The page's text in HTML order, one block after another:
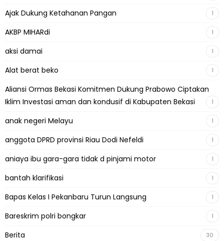
Ajak Dukung Ketahanan Pangan 1
AKBP MIHARdi 1
aksi damai 1
Alat berat beko 1
Aliansi Ormas Bekasi Komitmen Dukung Prabowo Ciptakan
Iklim Investasi aman dan kondusif di Kabupaten Bekasi
1
anak negeri Melayu 1
anggota DPRD provinsi Riau Dodi Nefeldi 1
aniaya ibu gara-gara tidak d pinjami motor 1
bantah klarifikasi 1
Bapas Kelas I Pekanbaru Turun Langsung 1
Bareskrim polri bongkar 1
Berita 30